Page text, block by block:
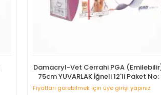
Damacryl-Vet Cerrahi PGA
75cm YUVARLAK İğneli 12'li Paket
Fiyatları görebilmek için üye girişi yapınız